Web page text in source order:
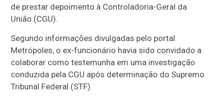
de prestar depoimento à Controladoria-Geral da
União (CGU).
Segundo informações divulgadas pelo portal
Metrópoles, o ex-funcionário havia sido convidado a
colaborar como testemunha em uma investigação
conduzida pela CGU após determinação do Supremo
Tribunal Federal (STF).